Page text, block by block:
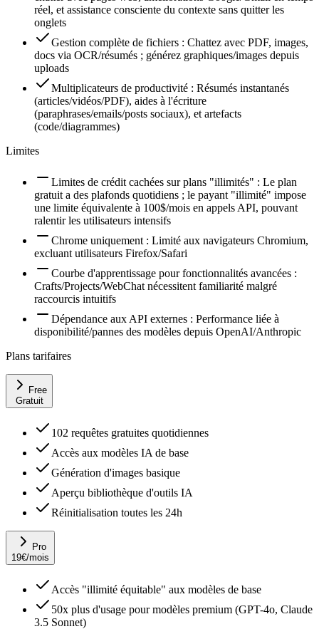
réel, et assistance consciente du contexte sans quitter les
onglets
Gestion complète de fichiers : Chattez avec PDF, images,
docs via OCR/résumés ; générez graphiques/images depuis
uploads
Multiplicateurs de productivité : Résumés instantanés
(articles/vidéos/PDF), aides à l'écriture
(paraphrases/emails/posts sociaux), et artefacts
(code/diagrammes)
Limites
Limites de crédit cachées sur plans "illimités" : Le plan
gratuit a des plafonds quotidiens ; le payant "illimité" impose
une limite équivalente à 100$/mois en appels API, pouvant
ralentir les utilisateurs intensifs
Chrome uniquement : Limité aux navigateurs Chromium,
excluant utilisateurs Firefox/Safari
Courbe d'apprentissage pour fonctionnalités avancées :
Crafts/Projects/WebChat nécessitent familiarité malgré
raccourcis intuitifs
Dépendance aux API externes : Performance liée à
disponibilité/pannes des modèles depuis OpenAI/Anthropic
Plans tarifaires
Free
Gratuit
102 requêtes gratuites quotidiennes
Accès aux modèles IA de base
Génération d'images basique
Aperçu bibliothèque d'outils IA
Réinitialisation toutes les 24h
Pro
19€/mois
Accès "illimité équitable" aux modèles de base
50x plus d'usage pour modèles premium (GPT-4o, Claude
3.5 Sonnet)